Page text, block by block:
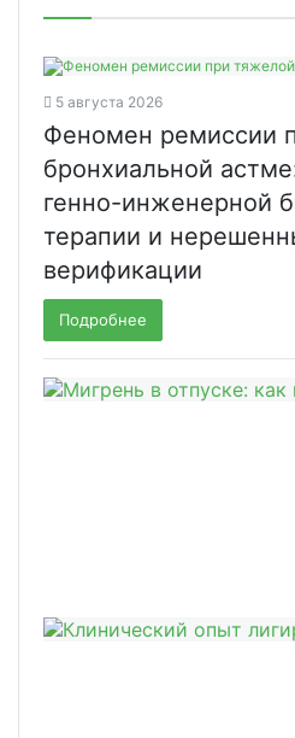
5 августа 2026
Феномен ремиссии
бронхиальной
генно-инженерной
терапии и
верификации
Подробнее